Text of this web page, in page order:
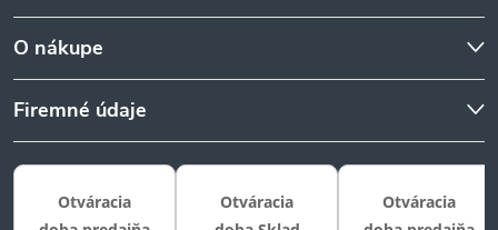
O nákupe
Firemné údaje
Otváracia
Otváracia
Otváracia